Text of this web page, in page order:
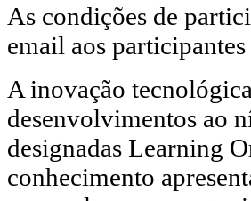
As condições de
email aos
A inovação
desenvolvimentos ao
designadas Learning
conhecimento